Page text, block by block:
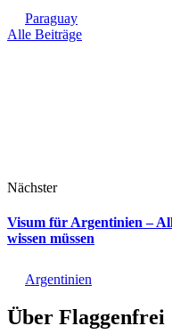
Paraguay
Alle Beiträge
Nächster
Visum für Argentinien –
wissen müssen
Argentinien
Über Flaggenfrei